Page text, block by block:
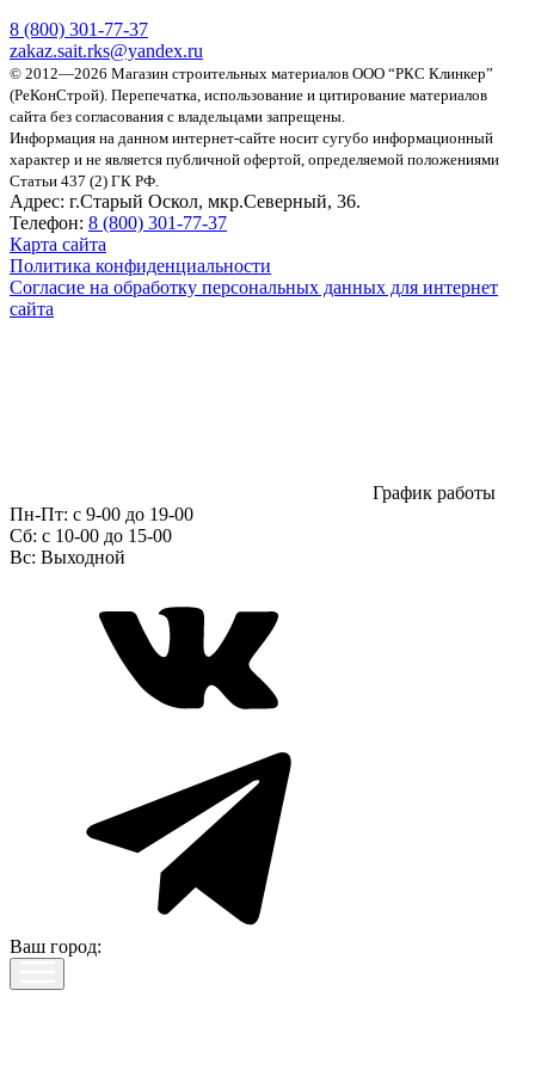
8 (800) 301-77-37
zakaz.sait.rks@yandex.ru
© 2012—2026 Магазин строительных материалов ООО “РКС Клинкер”
(РеКонСтрой). Перепечатка, использование и цитирование материалов
сайта без согласования с владельцами запрещены.
Информация на данном интернет-сайте носит сугубо информационный
характер и не является публичной офертой, определяемой положениями
Статьи 437 (2) ГК РФ.
Адрес: г.Старый Оскол, мкр.Северный, 36.
Телефон: 8 (800) 301-77-37
Карта сайта
Политика конфиденциальности
Согласие на обработку персональных данных для интернет
сайта
График работы
Пн-Пт: с 9-00 до 19-00
Сб: c 10-00 до 15-00
Вс: Выходной
Ваш город: